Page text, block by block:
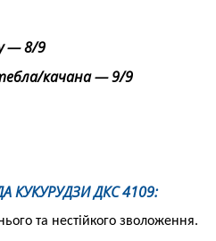
— 8/9
качана — 9/9
КУКУРУДЗИ ДКС 4109:
та нестійкого зволоження.